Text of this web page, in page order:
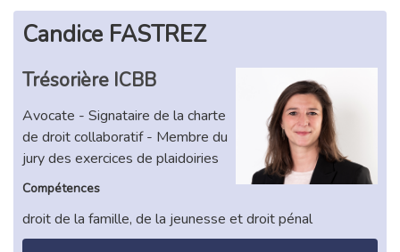
Candice FASTREZ
Trésorière ICBB
Avocate - Signataire de la charte
de droit collaboratif - Membre du
jury des exercices de plaidoiries
Compétences
droit de la famille, de la jeunesse et droit pénal